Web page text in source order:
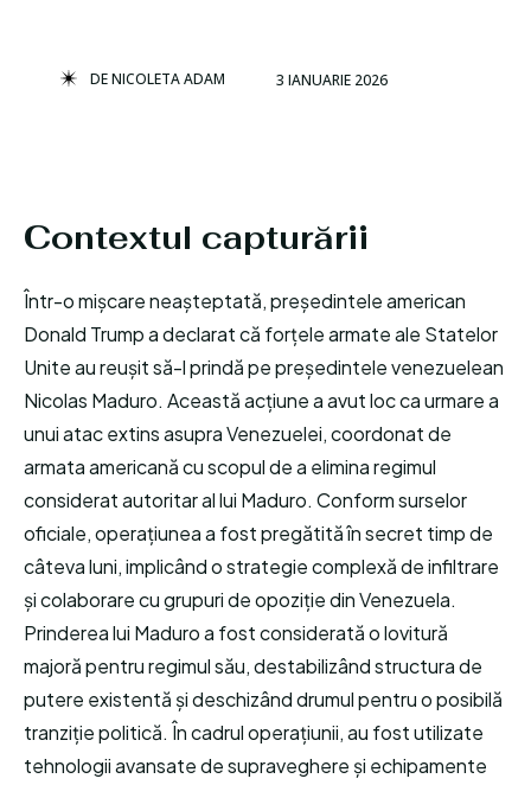
DENICOLETA ADAM 3 IANUARIE 2026
Contextul capturării
Într-o mișcare neașteptată, președintele american
Donald Trump a declarat că forțele armate ale Statelor
Unite au reușit să-l prindă pe președintele venezuelean
Nicolas Maduro. Această acțiune a avut loc ca urmare a
unui atac extins asupra Venezuelei, coordonat de
armata americană cu scopul de a elimina regimul
considerat autoritar al lui Maduro. Conform surselor
oficiale, operațiunea a fost pregătită în secret timp de
câteva luni, implicând o strategie complexă de infiltrare
și colaborare cu grupuri de opoziție din Venezuela.
Prinderea lui Maduro a fost considerată o lovitură
majoră pentru regimul său, destabilizând structura de
putere existentă și deschizând drumul pentru o posibilă
tranziție politică. În cadrul operațiunii, au fost utilizate
tehnologii avansate de supraveghere și echipamente